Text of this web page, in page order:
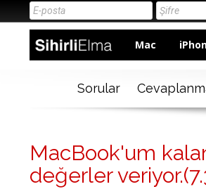
Mac
Sorular
MacBook'um
değerler